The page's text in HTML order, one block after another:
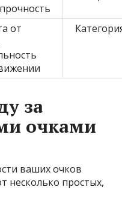
от
за
очками
ваших очков
несколько простых,